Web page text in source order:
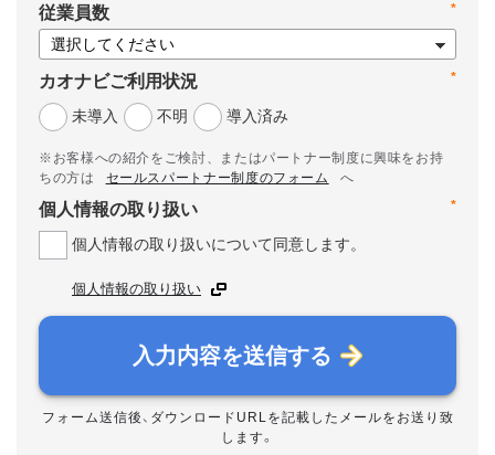
*
従業員数
*
カオナビご利用状況
未導入
不明 導入済み
※お客様への紹介をご検討、またはパートナー制度に興味をお持
ちの方は
セールスパートナー制度のフォーム
へ
*
個人情報の取り扱い
個人情報の取り扱いについて同意します。
個人情報の取り扱い
入力内容を送信する
フォーム送信後、ダウンロードURLを記載したメールをお送り致
します。